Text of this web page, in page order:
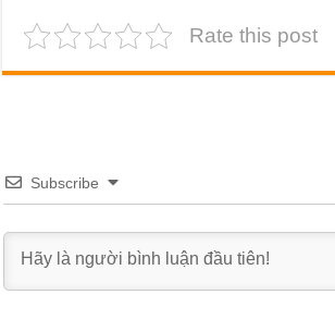
Rate this post
Subscribe